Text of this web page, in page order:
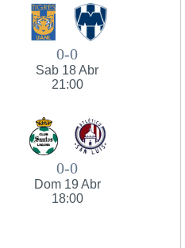
0-0
Sab 18 Abr
21:00
0-0
Dom 19 Abr
18:00